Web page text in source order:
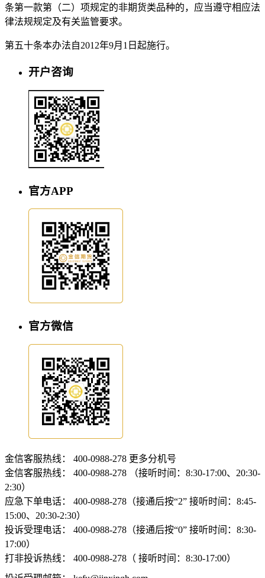
条第一款第（二）项规定的非期货类品种的，应当遵守相应法
律法规规定及有关监管要求。
第五十条本办法自2012年9月1日起施行。
开户咨询
官方APP
官方微信
金信客服热线： 400-0988-278 更多分机号
金信客服热线：
400-0988-278 （接听时间：8:30-17:00、20:30-
2:30）
应急下单电话：
400-0988-278（接通后按“2” 接听时间：8:45-
15:00、20:30-2:30）
投诉受理电话：
400-0988-278（接通后按“0” 接听时间：8:30-
17:00）
打非投诉热线：
400-0988-278（ 接听时间：8:30-17:00）